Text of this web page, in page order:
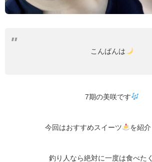
こんばんは
7期の美咲です
今回はおすすめスイーツ を紹介
釣り人なら絶対に一度は食べた